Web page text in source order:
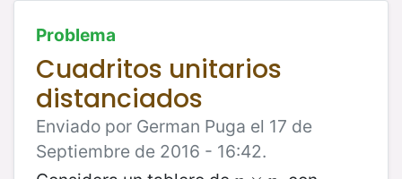
Problema
Cuadritos unitarios
distanciados
Enviado por German Puga el 17 de
Septiembre de 2016 - 16:42.